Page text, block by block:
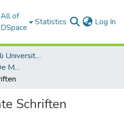
All of
DSpace
Statistics Log In
Collezioni Digitali Università della Calabria
Sala di ricerca "Tullio De Mauro"
Schriften